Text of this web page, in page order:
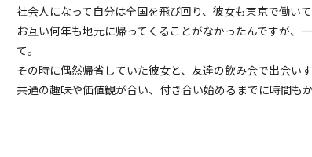
社会人になって自分は全国を飛び回り、彼女も東京で働いて
お互い何年も地元に帰ってくることがなかったんですが、
て。
その時に偶然帰省していた彼女と、友達の飲み会で出会い
共通の趣味や価値観が合い、付き合い始めるまでに時間も